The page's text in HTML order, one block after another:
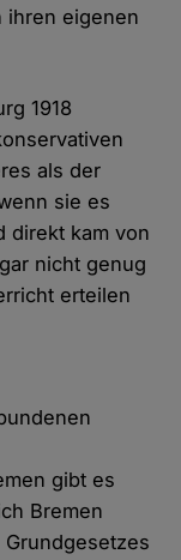
ihren eigenen
1918
als der
sie es
direkt kam von
nicht genug
erteilen
gibt es
Bremen